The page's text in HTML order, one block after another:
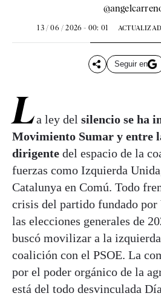
13 / 06 / 2026 - 00: 01
Seguir en
La ley del silencio se ha
Movimiento Sumar y entre
dirigente del espacio de la
fuerzas como Izquierda
Catalunya en Comú. Todo
crisis del partido fundado por
las elecciones generales de
buscó movilizar a la
coalición con el PSOE. La
por el poder orgánico de la
está del todo desvinculada